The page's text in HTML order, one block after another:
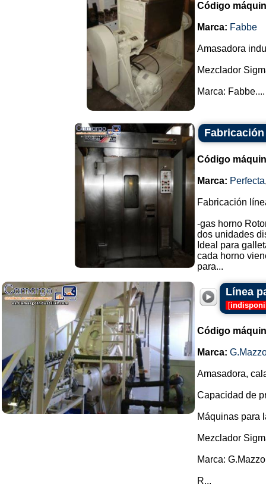
Código
Marca: Fabbe
Amasadora
Mezclador
Marca: Fabbe....
Código
Marca: Perfecta
Fabricación
-gas horno
dos unidades
Ideal para
cada horno
para...
Línea
[
Código
Marca:
Amasadora,
Capacidad de
Máquinas para
Mezclador
Marca:
R...